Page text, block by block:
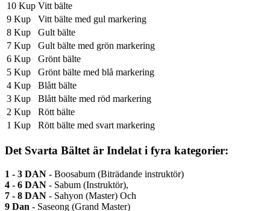
10 Kup Vitt bälte
9 Kup
Vitt bälte med gul markering
8 Kup
Gult bälte
7 Kup
Gult bälte med grön markering
6 Kup
Grönt bälte
5 Kup
Grönt bälte med blå markering
4 Kup
Blått bälte
3 Kup
Blått bälte med röd markering
2 Kup
Rött bälte
1 Kup
Rött bälte med svart markering
Det Svarta Bältet är Indelat i fyra kategorier:
1 - 3 DAN - Boosabum (Biträdande instruktör)
4 - 6 DAN - Sabum (Instruktör),
7 - 8 DAN - Sahyon (Master) Och
9 Dan - Saseong (Grand Master)